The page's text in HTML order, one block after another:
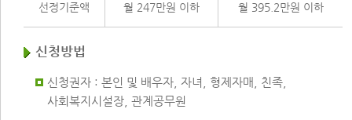
선정기준액 월 247만원 이하 월 395.2만원 이하
신청방법
신청권자 : 본인 및 배우자, 자녀, 형제자매, 친족,
사회복지시설장, 관계공무원